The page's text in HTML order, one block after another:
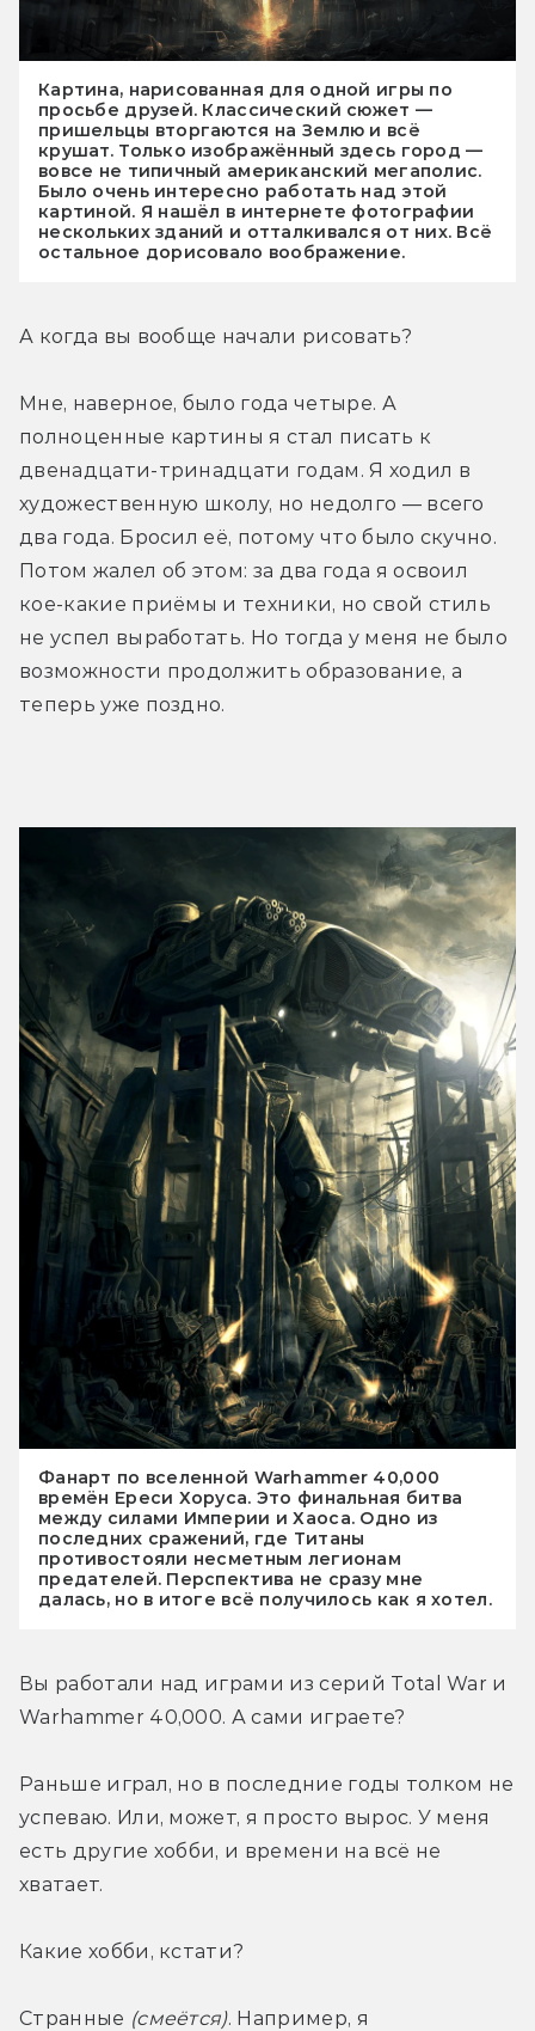
Картина, нарисованная для одной игры по
просьбе друзей. Классический сюжет —
пришельцы вторгаются на Землю и всё
крушат. Только изображённый здесь город —
вовсе не типичный американский мегаполис.
Было очень интересно работать над этой
картиной. Я нашёл в интернете фотографии
нескольких зданий и отталкивался от них. Всё
остальное дорисовало воображение.
А когда вы вообще начали рисовать?
Мне, наверное, было года четыре. А
полноценные картины я стал писать к
двенадцати-тринадцати годам. Я ходил в
художественную школу, но недолго — всего
два года. Бросил её, потому что было скучно.
Потом жалел об этом: за два года я освоил
кое-какие приёмы и техники, но свой стиль
не успел выработать. Но тогда у меня не было
возможности продолжить образование, а
теперь уже поздно.
Фанарт по вселенной Warhammer 40,000
времён Ереси Хоруса. Это финальная битва
между силами Империи и Хаоса. Одно из
последних сражений, где Титаны
противостояли несметным легионам
предателей. Перспектива не сразу мне
далась, но в итоге всё получилось как я хотел.
Вы работали над играми из серий Total War и
Warhammer 40,000. А сами играете?
Раньше играл, но в последние годы толком не
успеваю. Или, может, я просто вырос. У меня
есть другие хобби, и времени на всё не
хватает.
Какие хобби, кстати?
Странные (смеётся). Например, я